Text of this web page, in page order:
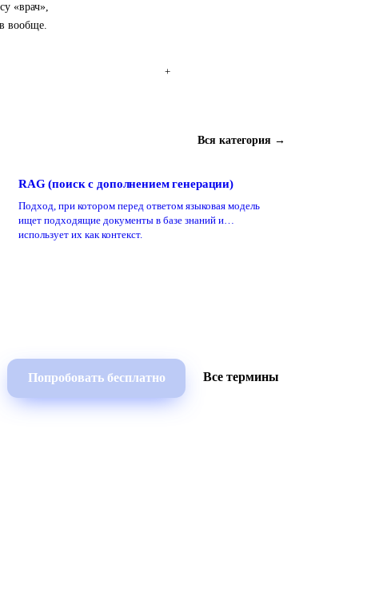
«врач»,
вообще.
+
Вся категория →
RAG (поиск с дополнением генерации)
Подход, при котором перед ответом языковая модель
ищет подходящие документы в базе знаний и
использует их как контекст.
Попробовать бесплатно Все термины